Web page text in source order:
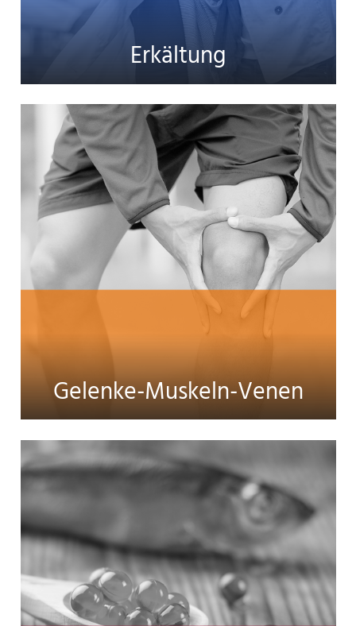
Erkältung
Gelenke-Muskeln-Venen